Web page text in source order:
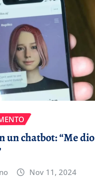
un chatbot: “Me dio
Nov 11, 2024